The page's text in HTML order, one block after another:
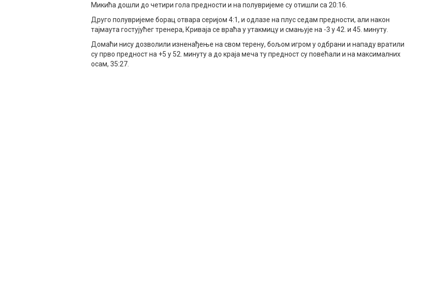
Микића дошли до четири гола предности и на полувријеме су отишли са 20:16.
Друго полувријеме борац отвара серијом 4:1, и одлазе на плус седам предности, али након
тајмаута гостујућег тренера, Криваја се враћа у утакмицу и смањује на -3 у 42. и 45. минуту.
Домаћи нису дозволили изненађење на свом терену, бољом игром у одбрани и нападу вратили
су прво предност на +5 у 52. минуту а до краја меча ту предност су повећали и на максималних
осам, 35:27.